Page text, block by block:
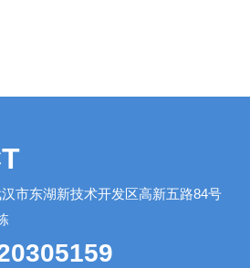
市东湖新技术开发区高新五路84号